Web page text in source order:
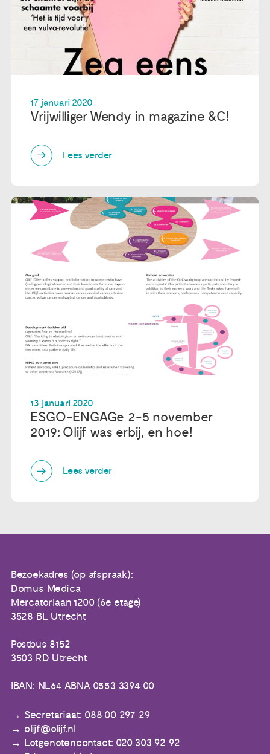
17 januari 2020
Vrijwilliger Wendy in magazine &C!
Lees verder
13 januari 2020
ESGO-ENGAGe 2-5 november
2019: Olijf was erbij, en hoe!
Lees verder
Bezoekadres (op afspraak):
Domus Medica
Mercatorlaan 1200 (6e etage)
3528 BL Utrecht
Postbus 8152
3503 RD Utrecht
IBAN: NL64 ABNA 0553 3394 00
Secretariaat: 088 00 297 29
olijf@olijf.nl
Lotgenotencontact: 020 303 92 92